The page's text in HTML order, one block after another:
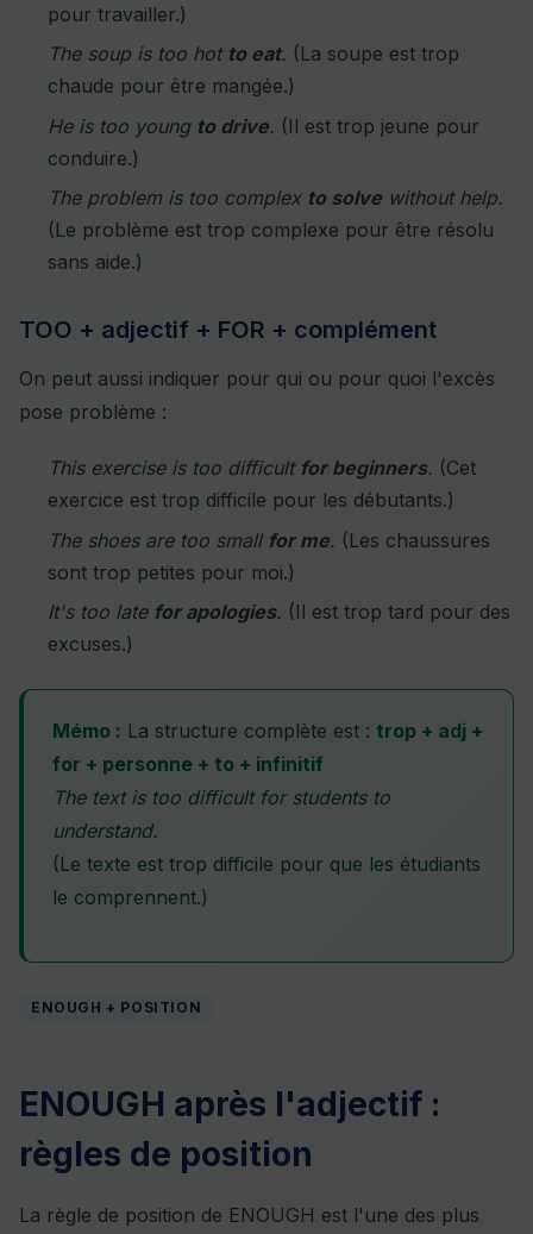
pour travailler.)
The soup is too hot to eat. (La soupe est trop
chaude pour être mangée.)
He is too young to drive. (Il est trop jeune pour
conduire.)
The problem is too complex to solve without help.
(Le problème est trop complexe pour être résolu
sans aide.)
TOO + adjectif + FOR + complément
On peut aussi indiquer pour qui ou pour quoi l'excès
pose problème :
This exercise is too difficult for beginners. (Cet
exercice est trop difficile pour les débutants.)
The shoes are too small for me. (Les chaussures
sont trop petites pour moi.)
It's too late for apologies. (Il est trop tard pour des
excuses.)
Mémo : La structure complète est : trop + adj +
for + personne + to + infinitif
The text is too difficult for students to
understand.
(Le texte est trop difficile pour que les étudiants
le comprennent.)
ENOUGH + POSITION
ENOUGH après l'adjectif :
règles de position
La règle de position de ENOUGH est l'une des plus